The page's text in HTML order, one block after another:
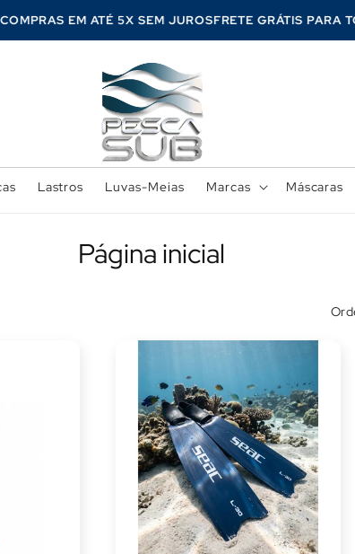
COMPRAS EM ATÉ 5X SEM JUROSFRETE GRÁTIS
Lastros Luvas-Meias Marcas Máscaras
C
Página inicial